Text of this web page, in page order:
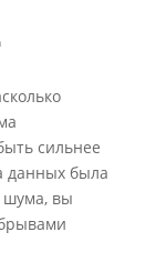
сильнее
данных была
шума, вы